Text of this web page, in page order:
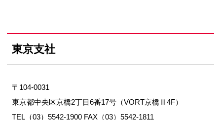
東京支社
〒104-0031
東京都中央区京橋2丁目6番17号（VORT京橋Ⅲ4F）
TEL（03）5542-1900 FAX（03）5542-1811